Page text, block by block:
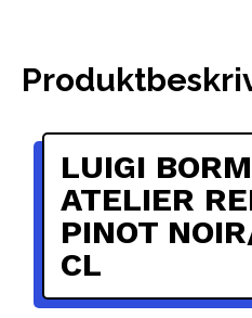
LUIGI
ATELIER
PINOT
CL